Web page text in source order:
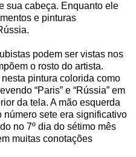
sua cabeça. Enquanto ele
e pinturas
podem ser vistas nos
o rosto do artista.
pintura colorida como
“Paris” e “Rússia” em
da tela. A mão esquerda
sete era significativo
no 7º dia do sétimo mês
muitas conotações